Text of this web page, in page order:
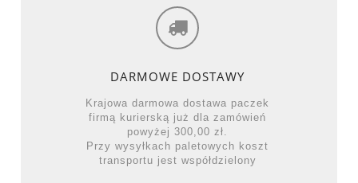
DARMOWE DOSTAWY
Krajowa darmowa dostawa paczek
firmą kurierską już dla zamówień
powyżej 300,00 zł.
Przy wysyłkach paletowych koszt
transportu jest współdzielony